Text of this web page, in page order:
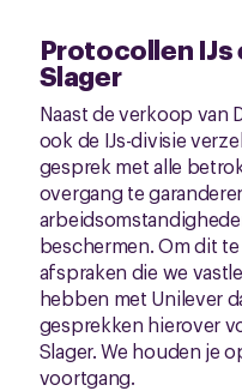
Protocollen IJs
Slager
Naast de verkoop van
ook de IJs-divisie
gesprek met alle
overgang te
beschermen. Om dit
afspraken die we
hebben met Unilever
gesprekken hierover
Slager. We houden je
voortgang.